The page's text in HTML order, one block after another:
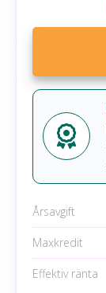
Årsavgift
Maxkredit
Effektiv ränta